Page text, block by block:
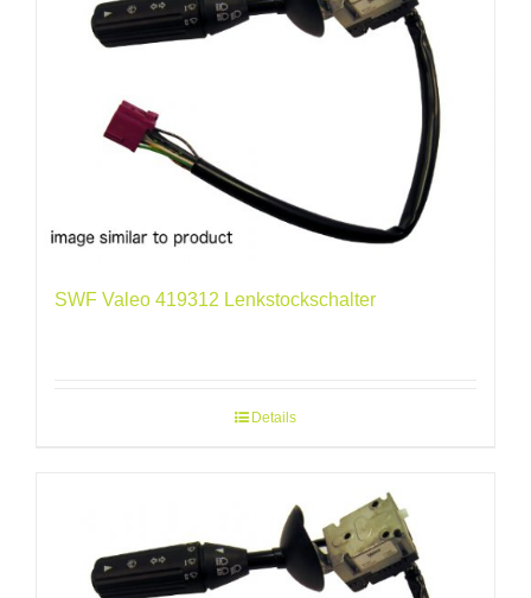
SWF Valeo 419312 Lenkstockschalter
Details